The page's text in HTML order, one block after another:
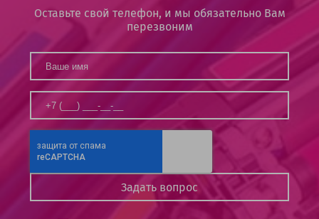
Оставьте свой телефон, и мы обязательно Вам
перезвоним